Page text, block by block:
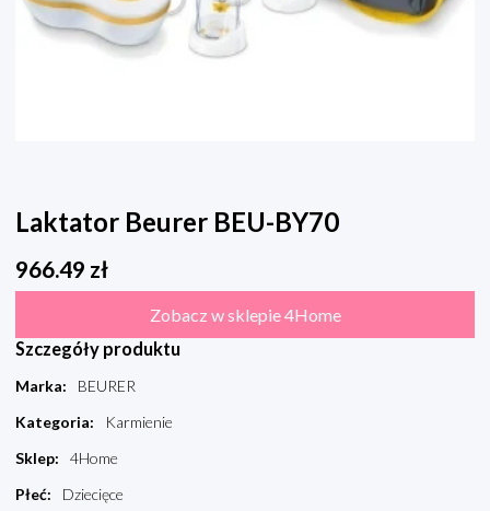
Laktator Beurer BEU-BY70
966.49 zł
Zobacz w sklepie 4Home
Szczegóły produktu
Marka:
BEURER
Kategoria:
Karmienie
Sklep:
4Home
Płeć: Dziecięce